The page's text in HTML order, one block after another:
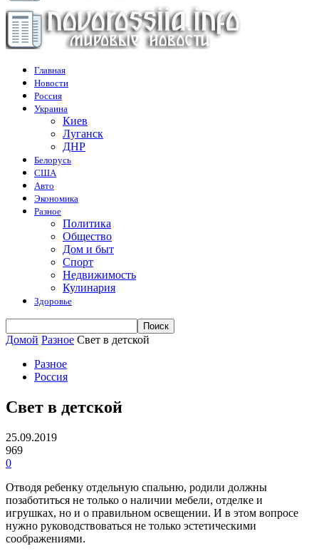
Главная
Новости
Россия
Украина
Киев
Луганск
ДНР
Белорусь
США
Авто
Экономика
Разное
Политика
Общество
Дом и быт
Спорт
Недвижимость
Кулинария
Здоровье
Домой Разное Свет в детской
Разное
Россия
Свет в детской
25.09.2019
969
0
Отводя ребенку отдельную спальню, родили должны
позаботиться не только о наличии мебели, отделке и
игрушках, но и о правильном освещении. И в этом вопросе
нужно руководствоваться не только эстетическими
соображениями.